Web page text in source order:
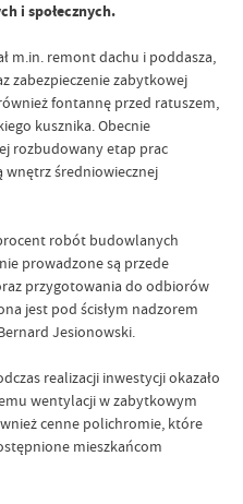
i społecznych.
m.in. remont dachu i poddasza,
zabezpieczenie zabytkowej
fontannę przed ratuszem,
kusznika. Obecnie
rozbudowany etap prac
wnętrz średniowiecznej
robót budowlanych
prowadzone są przede
przygotowania do odbiorów
jest pod ścisłym nadzorem
Jesionowski.
realizacji inwestycji okazało
wentylacji w zabytkowym
cenne polichromie, które
mieszkańcom